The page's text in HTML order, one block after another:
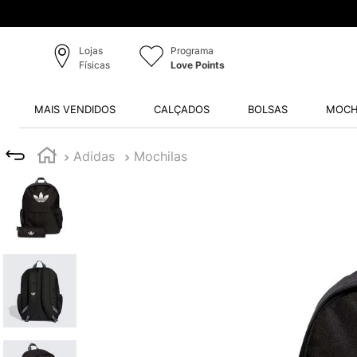
Lojas
Físicas
Programa
Love Points
MAIS VENDIDOS CALÇADOS BOLSAS
Adidas Mochilas